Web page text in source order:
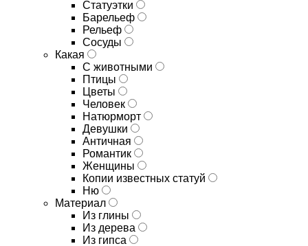
Статуэтки
Барельеф
Рельеф
Сосуды
Какая
С животными
Птицы
Цветы
Человек
Натюрморт
Девушки
Античная
Романтик
Женщины
Копии известных статуй
Ню
Материал
Из глины
Из дерева
Из гипса